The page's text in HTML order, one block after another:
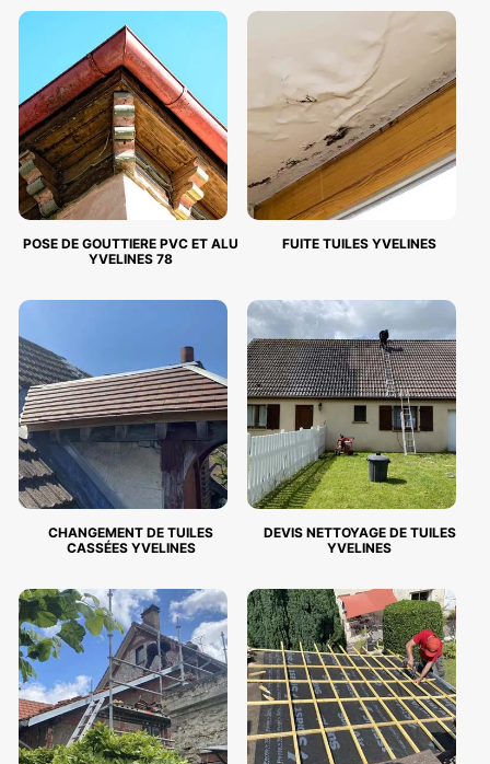
POSE DE GOUTTIERE PVC ET ALU
YVELINES 78
FUITE TUILES YVELINES
CHANGEMENT DE TUILES
CASSÉES YVELINES
DEVIS NETTOYAGE DE TUILES
YVELINES